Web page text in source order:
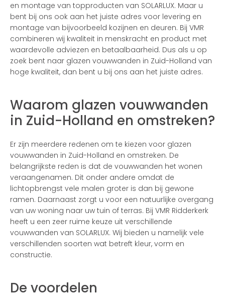
en montage van topproducten van SOLARLUX. Maar u
bent bij ons ook aan het juiste adres voor levering en
montage van bijvoorbeeld kozijnen en deuren. Bij VMR
combineren wij kwaliteit in menskracht en product met
waardevolle adviezen en betaalbaarheid. Dus als u op
zoek bent naar glazen vouwwanden in Zuid-Holland van
hoge kwaliteit, dan bent u bij ons aan het juiste adres.
Waarom glazen vouwwanden
in Zuid-Holland en omstreken?
Er zijn meerdere redenen om te kiezen voor glazen
vouwwanden in Zuid-Holland en omstreken. De
belangrijkste reden is dat de vouwwanden het wonen
veraangenamen. Dit onder andere omdat de
lichtopbrengst vele malen groter is dan bij gewone
ramen. Daarnaast zorgt u voor een natuurlijke overgang
van uw woning naar uw tuin of terras. Bij VMR Ridderkerk
heeft u een zeer ruime keuze uit verschillende
vouwwanden van SOLARLUX. Wij bieden u namelijk vele
verschillenden soorten wat betreft kleur, vorm en
constructie.
De voordelen